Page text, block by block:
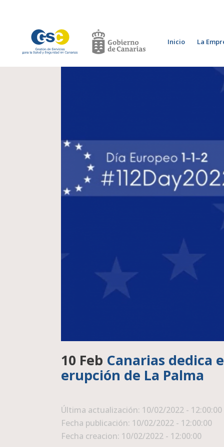
Inicio La
10 Feb Canarias dedica
erupción de La Palma
Última actualización: 10/02/2022 - 12:00:00
Fecha publicación: 10/02/2022 - 12:00:00
Fecha creacion: 10/02/2022 - 12:00:00